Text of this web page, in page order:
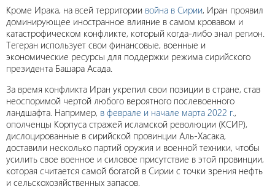
Кроме Ирака, на всей территории война в Сирии, Иран проявил
доминирующее иностранное влияние в самом кровавом и
катастрофическом конфликте, который когда-либо знал регион.
Тегеран использует свои финансовые, военные и
экономические ресурсы для поддержки режима сирийского
президента Башара Асада.
За время конфликта Иран укрепил свои позиции в стране, став
неоспоримой чертой любого вероятного послевоенного
ландшафта. Например, в феврале и начале марта 2022 г.,
ополченцы Корпуса стражей исламской революции (КСИР),
дислоцированные в сирийской провинции Аль-Хасака,
доставили несколько партий оружия и военной техники, чтобы
усилить свое военное и силовое присутствие в этой провинции,
которая считается самой богатой в Сирии с точки зрения нефть
и сельскохозяйственных запасов.